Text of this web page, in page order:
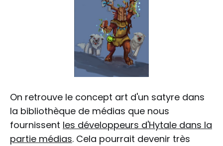
On retrouve le concept art d'un satyre dans
la bibliothèque de médias que nous
fournissent les développeurs d'Hytale dans la
partie médias. Cela pourrait devenir très